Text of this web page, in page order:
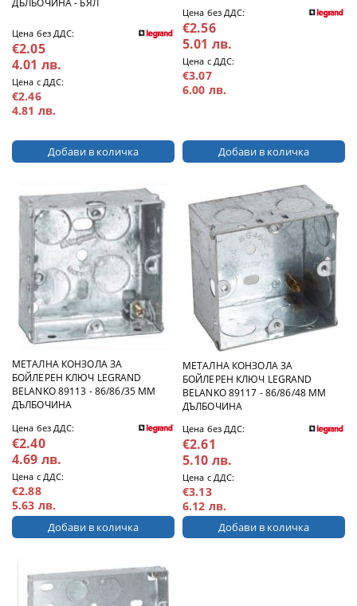
Цена без ДДС:
€2.05
4.01 лв.
Цена с ДДС:
€2.46
4.81 лв.
Цена без ДДС:
€2.56
5.01 лв.
Цена с ДДС:
€3.07
6.00 лв.
МЕТАЛНА КОНЗОЛА ЗА
БОЙЛЕРЕН КЛЮЧ LEGRAND
BELANKO 89113 - 86/86/35 ММ
ДЪЛБОЧИНА
Цена без ДДС:
€2.40
4.69 лв.
Цена с ДДС:
€2.88
5.63 лв.
МЕТАЛНА КОНЗОЛА ЗА
БОЙЛЕРЕН КЛЮЧ LEGRAND
BELANKO 89117 - 86/86/48 ММ
ДЪЛБОЧИНА
Цена без ДДС:
€2.61
5.10 лв.
Цена с ДДС:
€3.13
6.12 лв.